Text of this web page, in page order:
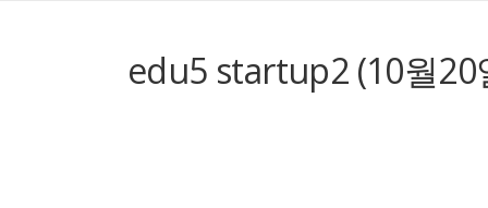
edu5 startup2 (10월20